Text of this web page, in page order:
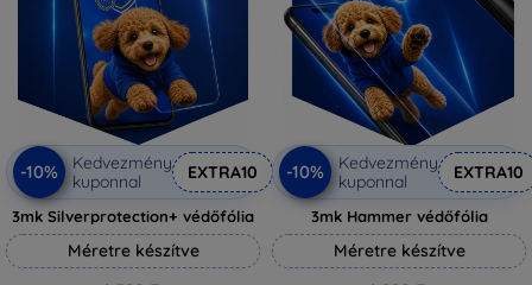
-10%
Kedvezmény
kuponnal
EXTRA10
3mk Silverprotection+ védőfólia
Méretre készítve
-10%
Kedvezmény
kuponnal
EXTRA10
3mk Hammer védőfólia
Méretre készítve